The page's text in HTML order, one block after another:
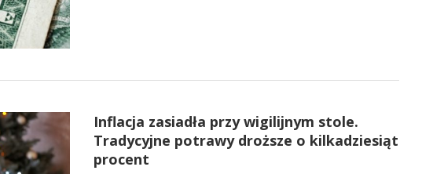
Inflacja zasiadła przy wigilijnym stole.
Tradycyjne potrawy droższe o kilkadziesiąt
procent